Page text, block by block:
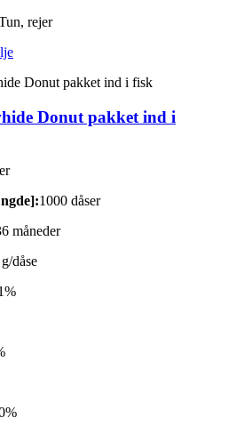
rejer
Donut pakket ind i
1000 dåser
måneder
dåse